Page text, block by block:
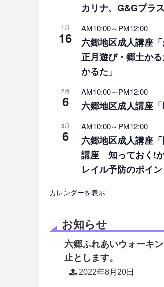
カリナ、G&Gプラス
1月
16
AM10:00～PM12:00
六郷地区成人講座
正月遊び・郷土か
かるた」
2月
6
AM10:00～PM12:00
六郷地区成人講座「
3月
6
AM10:00～PM12:00
六郷地区成人講座
講座 知っておく!
レイル予防のポイン
カレンダーを表示
お知らせ
六郷ふれあいウォーキ
止とします。
2022年8月20日